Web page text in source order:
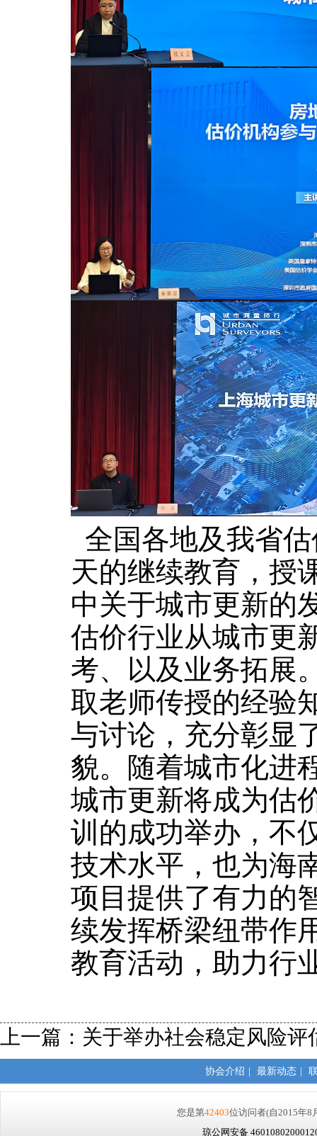
全国各地及我省
天的继续教育，授
中关于城市更新的
估价行业从城市更
考、以及业务拓展
取老师传授的经验
与讨论，充分彰显
貌。随着城市化进
城市更新将成为估
训的成功举办，不
技术水平，也为海
项目提供了有力的
续发挥桥梁纽带作
教育活动，助力行
上一篇： 关于举办社会稳定风险
协会介绍 最新动态
您是第42403位访问者(自2015年8
琼公网安备